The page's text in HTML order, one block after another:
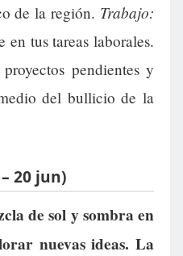
de la región. Trabajo:
en tus tareas laborales.
pendientes y
del bullicio de la
20 jun)
de sol y sombra en
nuevas ideas. La